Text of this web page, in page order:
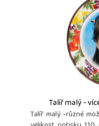
Talíř malý -
Talíř malý -různé